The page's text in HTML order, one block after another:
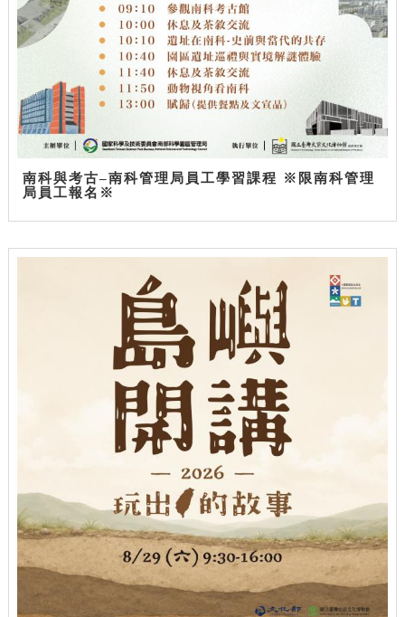
南科與考古–南科管理局員工學習課程 ※限南科管理
局員工報名※